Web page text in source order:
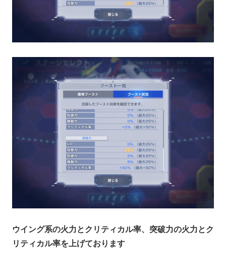
ウイング系の火力とクリティカル率、突破力の火力とク
リティカル率を上げております